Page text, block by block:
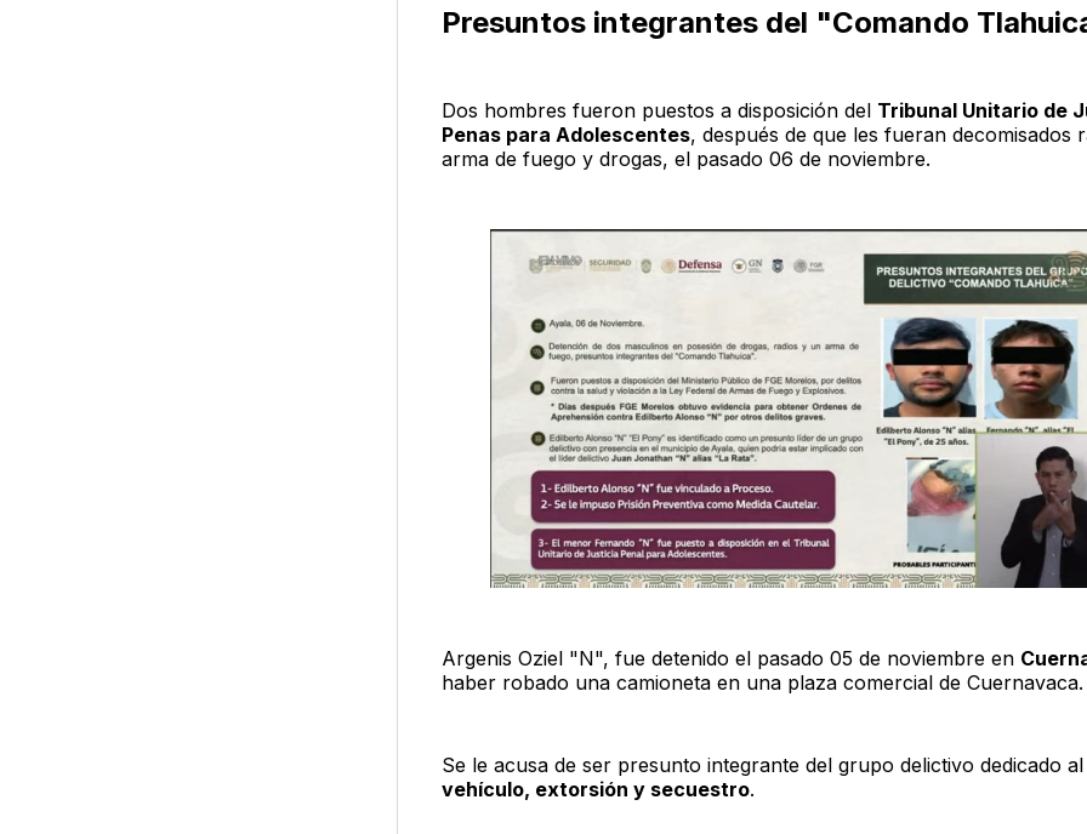
Presuntos integrantes del "Comando
Dos hombres fueron puestos a disposición del Tribunal Unitario de
Penas para Adolescentes, después de que les fueran decomisados
arma de fuego y drogas, el pasado 06 de noviembre.
Argenis Oziel "N", fue detenido el pasado 05 de noviembre en
haber robado una camioneta en una plaza comercial de Cuernavaca.
Se le acusa de ser presunto integrante del grupo delictivo dedicado
vehículo, extorsión y secuestro.